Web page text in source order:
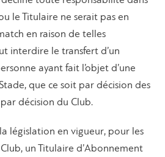
le Titulaire ne serait pas en
en raison de telles
interdire le transfert d’un
ayant fait l’objet d’une
que ce soit par décision des
décision du Club.
législation en vigueur, pour les
un Titulaire d’Abonnement